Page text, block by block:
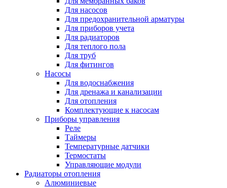
Для насосов
Для предохранительной арматуры
Для приборов учета
Для радиаторов
Для теплого пола
Для труб
Для фитингов
Насосы
Для водоснабжения
Для дренажа и канализации
Для отопления
Комплектующие к насосам
Приборы управления
Реле
Таймеры
Температурные датчики
Термостаты
Управляющие модули
Радиаторы отопления
Алюминиевые